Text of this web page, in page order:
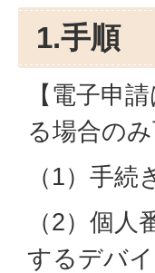
1.手順
【電子申
る場合のみ
（1）手
（2）個
するデバ